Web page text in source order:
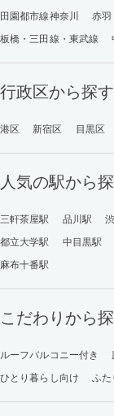
田園都市線神奈川
赤羽
板橋・三田線・東武線
行政区から探す
港区 新宿区 目黒区
人気の駅から
三軒茶屋駅 品川駅
都立大学駅
中目黒駅
麻布十番駅
こだわりから
ルーフバルコニー付き
ひとり暮らし向け
ふた